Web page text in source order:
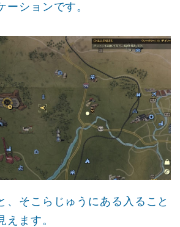
ーションです。
、そこらじゅうにある入ること
えます。